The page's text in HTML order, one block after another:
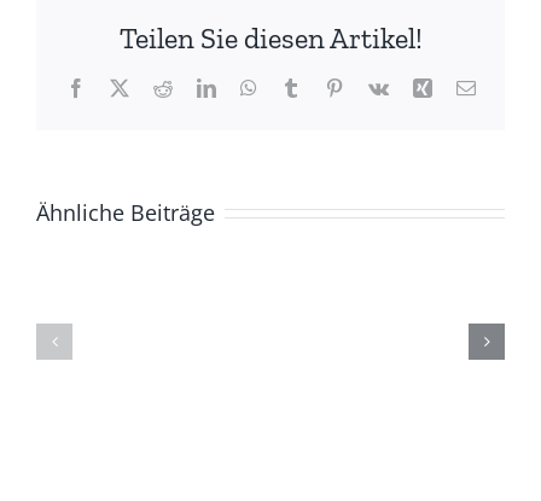
Teilen Sie diesen Artikel!
Facebook
X RedditLinkedInWhatsApp
TumblrPinterest
Vk Xing E-
Ähnliche Beiträge
Austausch